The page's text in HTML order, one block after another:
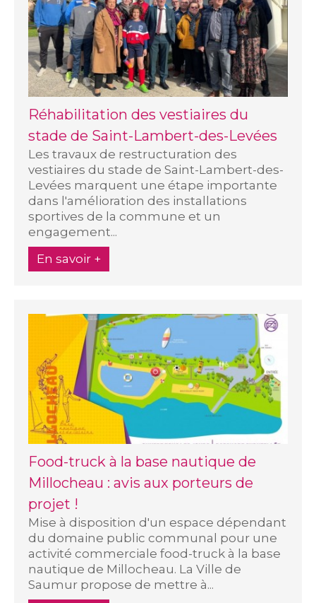
Réhabilitation des vestiaires du
stade de Saint-Lambert-des-Levées
Les travaux de restructuration des
vestiaires du stade de Saint-Lambert-des-
Levées marquent une étape importante
dans l'amélioration des installations
sportives de la commune et un
engagement...
En savoir +
Food-truck à la base nautique de
Millocheau : avis aux porteurs de
projet !
Mise à disposition d'un espace dépendant
du domaine public communal pour une
activité commerciale food-truck à la base
nautique de Millocheau. La Ville de
Saumur propose de mettre à...